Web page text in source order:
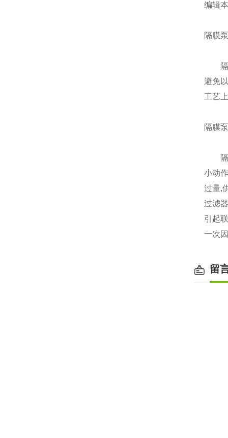
编辑
隔膜
隔膜
避免
工艺
隔膜
隔膜
小动
过量,
过滤
引起
一次
留